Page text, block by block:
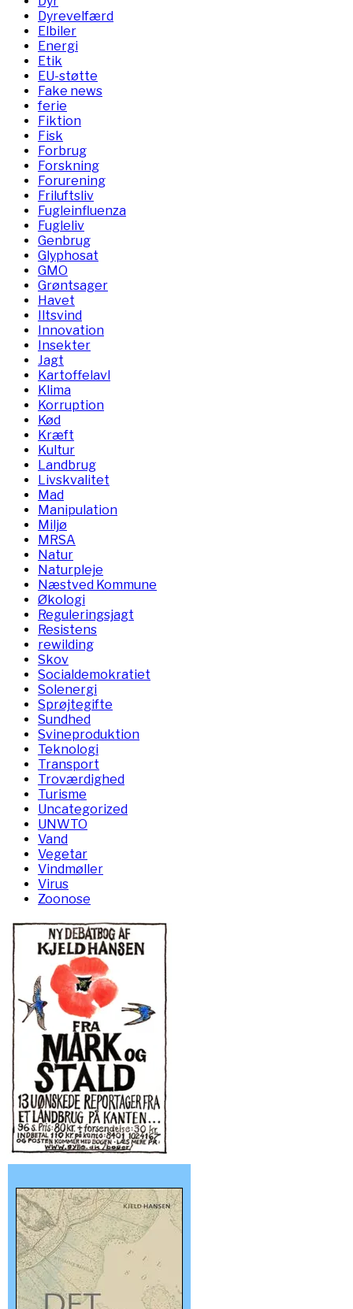
Dyrevelfærd
Elbiler
Energi
Etik
EU-støtte
Fake news
ferie
Fiktion
Fisk
Forbrug
Forskning
Forurening
Friluftsliv
Fugleinfluenza
Fugleliv
Genbrug
Glyphosat
GMO
Grøntsager
Havet
Iltsvind
Innovation
Insekter
Jagt
Kartoffelavl
Klima
Korruption
Kød
Kræft
Kultur
Landbrug
Livskvalitet
Mad
Manipulation
Miljø
MRSA
Natur
Naturpleje
Næstved Kommune
Økologi
Reguleringsjagt
Resistens
rewilding
Skov
Socialdemokratiet
Solenergi
Sprøjtegifte
Sundhed
Svineproduktion
Teknologi
Transport
Troværdighed
Turisme
Uncategorized
UNWTO
Vand
Vegetar
Vindmøller
Virus
Zoonose